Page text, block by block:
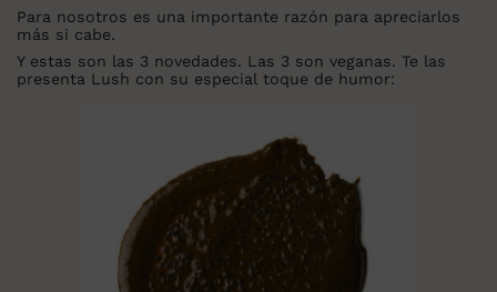
Para nosotros es una importante razón para apreciarlos
más si cabe.
Y estas son las 3 novedades. Las 3 son veganas. Te las
presenta Lush con su especial toque de humor: